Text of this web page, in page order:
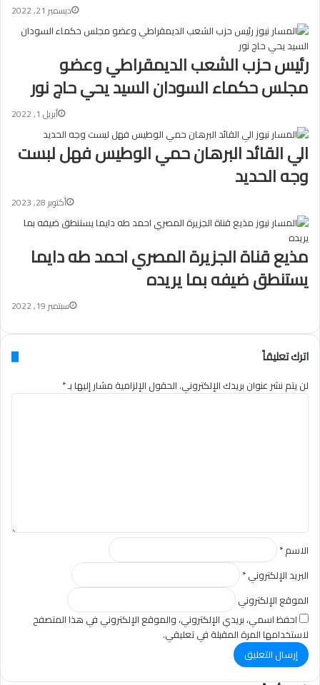
ديسمبر 21, 2022
رئيس حزب الشعب الديمقراطي وعضو
مجلس حكماء السودان السيد يحي حاج نور
أبريل 1, 2022
الي القائد البرهان حمي الوطيس فهل لبست
وجه الحديد
أكتوبر 28, 2023
مذيع قناة الجزيرة المصري احمد طه دايما
يستنطق ضيفه بما يريده
سبتمبر 19, 2022
اترك تعليقاً
لن يتم نشر عنوان بريدك الإلكتروني.الحقول الإلزامية مشار إليها بـ*
ا
الاسم*
البريد الإلكتروني*
الموقع الإلكتروني
احفظ اسمي، بريدي الإلكتروني، والموقع الإلكتروني في هذا المتصفح
لاستخدامها المرة المقبلة في تعليقي.